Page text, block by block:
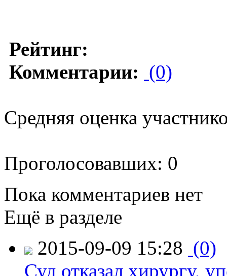
Рейтинг:
Комментарии: (0)
Средняя оценка
Проголосовавших: 0
Пока комментариев нет
Ещё в разделе
2015-09-09 15:28 (0)
Суд отказал хирургу,